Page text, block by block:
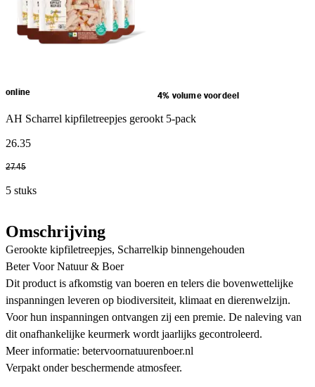
online 4% volume voordeel
AH Scharrel kipfiletreepjes gerookt 5-pack
26.35
27.45
5 stuks
Omschrijving
Gerookte kipfiletreepjes, Scharrelkip binnengehouden
Beter Voor Natuur & Boer
Dit product is afkomstig van boeren en telers die bovenwettelijke
inspanningen leveren op biodiversiteit, klimaat en dierenwelzijn.
Voor hun inspanningen ontvangen zij een premie. De naleving van
dit onafhankelijke keurmerk wordt jaarlijks gecontroleerd.
Meer informatie: betervoornatuurenboer.nl
Verpakt onder beschermende atmosfeer.